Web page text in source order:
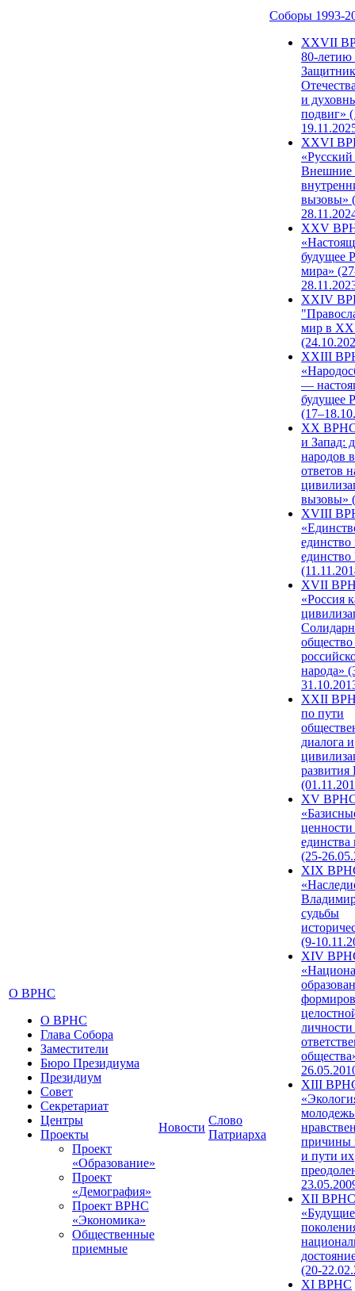
О ВРНС
О ВРНС
Глава Собора
Заместители
Бюро Президиума
Президиум
Совет
Секретариат
Центры
Проекты
Проект
«Образование»
Проект
«Демография»
Проект ВРНС
«Экономика»
Общественные
приемные
Новости
Слово
Патриарха
Соборы 1993-
ХХVII
80-
и
подвиг»
XXVI
Внешние
вызовы»
XXV
будущее
мира»
XXIV
мир в
XXIII
—
будущее
XX ВРНС
и Запад:
народов
ответов
вызовы»
XVIII
единство
единство
XVII
«Россия
народа»
XXII
по пути
диалога и
развития
XV
единства
(25-
XIX
судьбы
(9-
XIV
XIII
причины
и пути их
XII ВРНС
«Будущие
(20-
XI ВРНС